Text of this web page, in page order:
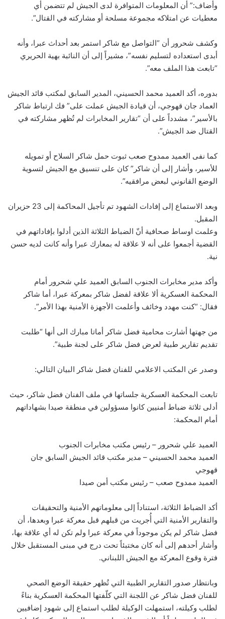
وأضاف:” أن المعلومات المتوافرة لدى الجيش لم تتضمن أي
معطيات عن امتلاكه مجموعة مسلحة أو مشاركته في القتال”.
وكشف شحرور أن “التواصل مع شاكر استمر بعد أحداث عبرا، وأنه
أبدى استعداده لتسليم نفسه”، مشيراً إلى أن النائبة بهية الحريري
“تابعت هذا الملف معه”.
بدوره، أكد العميد محمد الحسيني، المدير السابق لمكتب قائد الجيش
العماد جان قهوجي، أن قيادة الجيش عملت على” فك ارتباط شاكر
بالأسير”، مشدداً على أن “تقارير المخابرات لم تُظهر مشاركته في
القتال ضد الجيش”.
كما نفى العميد ممدوح صعب ثبوت حمل شاكر السلاح أو تمويله
للأسير، وأشار إلى أن شاكر” كان على تنسيق مع الجيش لتسوية
الوضع القانوني لبعض مرافقيه”.
وبعد الاستماع إلى إفادات الشهود تم تأجيل المحاكمة إلى 23 حزيران
المقبل.
وعلمت اوساط صحافية أنّ الضباط الثلاثة الذين أدلوا بإفاداتهم في
القضية أجمعوا على أنه لا علاقة له بمعارك عبرا وأنه كانت لديه حسن
نية.
وأكد مدير مخابرات الجنوب السابق العميد علي شحرور أمام
المحكمة العسكرية ألا علاقة لفضل شاكر بمعركة عبرا، أما شاكر
فقال: “كنت مهدد وخائف وأعلمت الأجهزة الأمنية بهذا الأمر”.
من جهتها أشارت محامية فضل شاكر أماتا مبارك الى أنها “طلبت
تقديم تقارير طبية لعرض فضل شاكر على لجنة طبية”.
وصدر عن المكتب الاعلامي للفنان فضل شاكر البيان التالي:
تابعت المحكمة العسكرية جلساتها في ملف الفنان فضل شاكر، حيث
أدلى ثلاثة ضباط أمنيين كانوا مسؤولين في منطقة صيدا بشهاداتهم
أمام المحكمة:
العميد علي شحرور – رئيس مكتب مخابرات الجنوب
العميد محمد الحسيني – مدير مكتب قائد الجيش السابق جان
قهوجي
العميد ممدوح صعب – رئيس مكتب أمن صيدا
أكد الضباط الثلاثة، استناداً إلى معلوماتهم الأمنية والتحقيقات
والتقارير الأمنية التي أُجريت من قبلهم قبل معركة عبرا وبعدها، أن
فضل شاكر لم يكن موجوداً في معركة عبرا ولم تكن له أي علاقة بها،
وأشار أحدهم إلى أنه كان مختبئاً تحت درج في مبنى المستقبل خلال
فترة وقوع المعركة مع الجيش اللبناني.
وبانتظار صدور التقارير الطبية التي تُظهر حقيقة الوضع الصحي
للفنان فضل شاكر عن اللجنة التي كلّفتها المحكمة العسكرية بناءً
لطلب وكيلته، استمهلت الوكيلة لطلب استماع إلى شهود إضافيين